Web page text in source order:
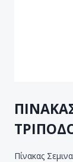
Πίνακας